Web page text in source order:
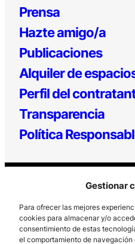
Gestionar
Para ofrecer las mejores
cookies para almacenar y/o
consentimiento de estas
el comportamiento de
Prensa
Hazte amigo/a
Publicaciones
Alquiler de
Perfil del
Transparencia
Política
Los Prados, 121 – 33203 Gijón